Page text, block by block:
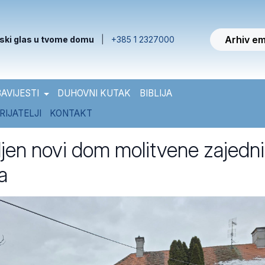
glas u tvome domu +385 1 2327000 Arhiv
DUHOVNI KUTAK
BIBLIJA
KONTAKT
novi dom molitvene